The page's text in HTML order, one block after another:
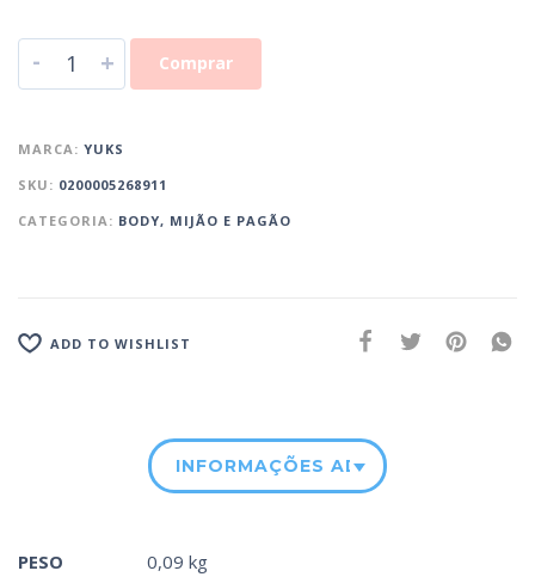
- + Comprar
MARCA: YUKS
SKU: 0200005268911
CATEGORIA: BODY, MIJÃO E PAGÃO
ADD TO WISHLIST
INFORMAÇÕES ADICIONAIS
PESO
0,09 kg